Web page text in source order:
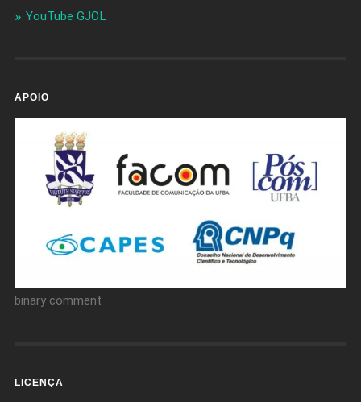
YouTube GJOL
APOIO
binary comment
LICENÇA